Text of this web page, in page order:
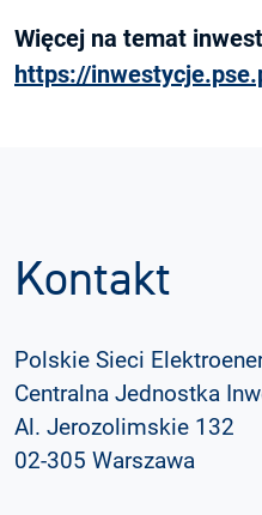
Więcej na temat
https://
Kontakt
Polskie Sieci
Centralna Jednostka
Al. Jerozolimskie 132
02-305 Warszawa